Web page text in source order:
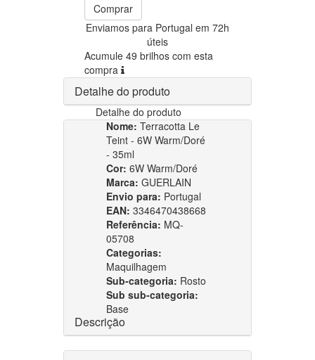
Comprar
Enviamos para Portugal em 72h
úteis
Acumule 49 brilhos com esta
compra
Detalhe do produto
Detalhe do produto
Nome: Terracotta Le
Teint - 6W Warm/Doré
- 35ml
Cor: 6W Warm/Doré
Marca: GUERLAIN
Envio para: Portugal
EAN: 3346470438668
Referência: MQ-
05708
Categorias:
Maquilhagem
Sub-categoria: Rosto
Sub sub-categoria:
Base
Descrição